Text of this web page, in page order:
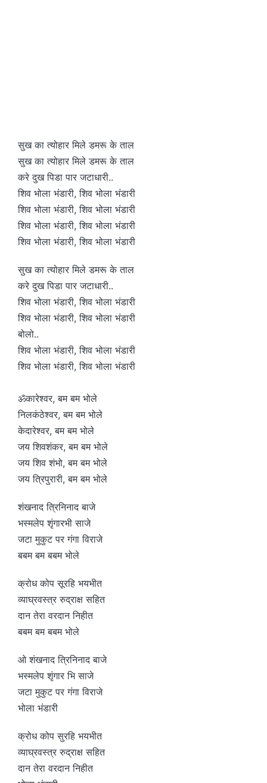
सुख का त्योहार मिले डमरू के ताल
सुख का त्योहार मिले डमरू के ताल
करे दुख पिडा पार जटाधारी..
शिव भोला भंडारी, शिव भोला भंडारी
शिव भोला भंडारी, शिव भोला भंडारी
शिव भोला भंडारी, शिव भोला भंडारी
शिव भोला भंडारी, शिव भोला भंडारी
सुख का त्योहार मिले डमरू के ताल
करे दुख पिडा पार जटाधारी..
शिव भोला भंडारी, शिव भोला भंडारी
शिव भोला भंडारी, शिव भोला भंडारी
बोलो..
शिव भोला भंडारी, शिव भोला भंडारी
शिव भोला भंडारी, शिव भोला भंडारी
ॐकारेश्वर, बम बम भोले
निलकंठेश्वर, बम बम भोले
केदारेश्वर, बम बम भोले
जय शिवशंकर, बम बम भोले
जय शिव शंभो, बम बम भोले
जय त्रिपुरारी, बम बम भोले
शंखनाद त्रिनिनाद बाजे
भस्मलेप शृंगारभी साजे
जटा मुकुट पर गंगा विराजे
बबम बम बबम भोले
क्रोध कोप सूरहि भयभीत
व्याघ्रवस्त्र रुद्राक्ष सहित
दान तेरा वरदान निहीत
बबम बम बबम भोले
ओ शंखनाद त्रिनिनाद बाजे
भस्मलेप शृंगार भि साजे
जटा मुकुट पर गंगा विराजे
भोला भंडारी
क्रोध कोप सुरहि भयभीत
व्याघ्रवस्त्र रुद्राक्ष सहित
दान तेरा वरदान निहीत